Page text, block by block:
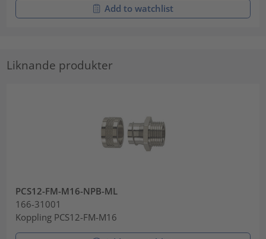
Add to watchlist
Liknande produkter
PCS12-FM-M16-NPB-ML
166-31001
Koppling PCS12-FM-M16